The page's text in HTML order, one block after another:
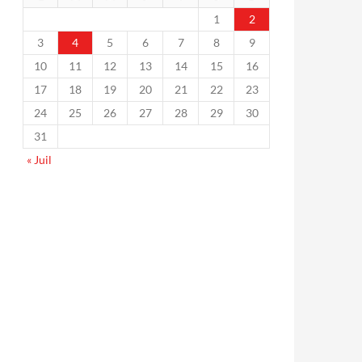
1
2
3
4 5 6 7 8
9
10
11 12 13 14 15
16
17
18 19 20 21 22
23
24
25 26 27 28 29
30
31
« Juil